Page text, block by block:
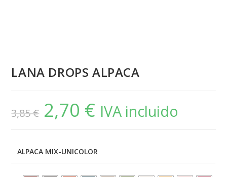
LANA DROPS ALPACA
3,85€
El
precio
original
2,70 € precio
actual
IVA incluido
ALPACA MIX-UNICOLOR